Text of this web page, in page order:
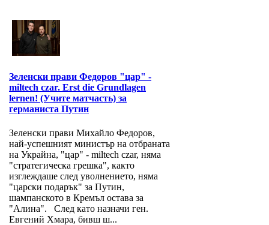
Зеленски прави Федоров "цар" -
miltech czar. Erst die Grundlagen
lernen! (Учите матчасть) за
германиста Путин
Зеленски прави Михайло Федоров,
най-успешният министър на отбраната
на Украйна, "цар" - miltech czar, няма
"стратегическа грешка", както
изглеждаше след уволнението, няма
"царски подарък" за Путин,
шампанското в Кремъл остава за
"Алина". След като назначи ген.
Евгений Хмара, бивш ш...